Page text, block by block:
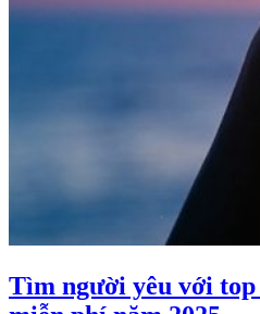
Tìm người yêu với top